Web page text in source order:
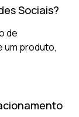
Sociais?
de
um produto,